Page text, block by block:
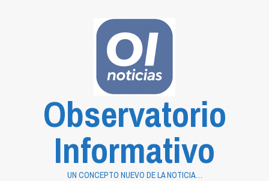
Observatorio
Informativo
UN CONCEPTO NUEVO DE LA NOTICIA…